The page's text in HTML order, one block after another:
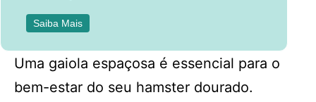
Saiba Mais
Uma gaiola espaçosa é essencial para o
bem-estar do seu hamster dourado.